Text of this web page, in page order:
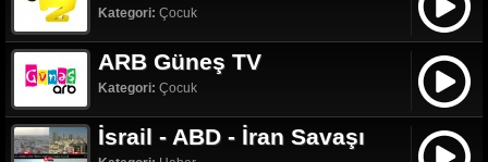
Kategori: Çocuk
ARB Güneş TV
Kategori: Çocuk
İsrail - ABD - İran Savaşı